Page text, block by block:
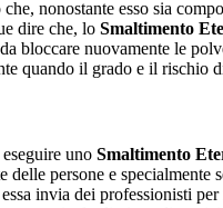
che, nonostante esso sia
dire che, lo Smaltimento
bloccare nuovamente le
quando il grado e il rischio
uno Smaltimento
persone e
essa invia dei professionisti